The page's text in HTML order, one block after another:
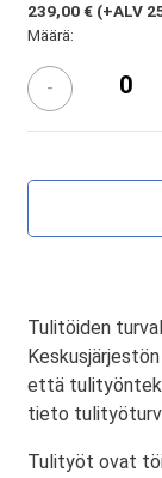
239,00 € (+ALV
Määrä:
-
Tulitöiden
että
tieto
Tulityöt ovat